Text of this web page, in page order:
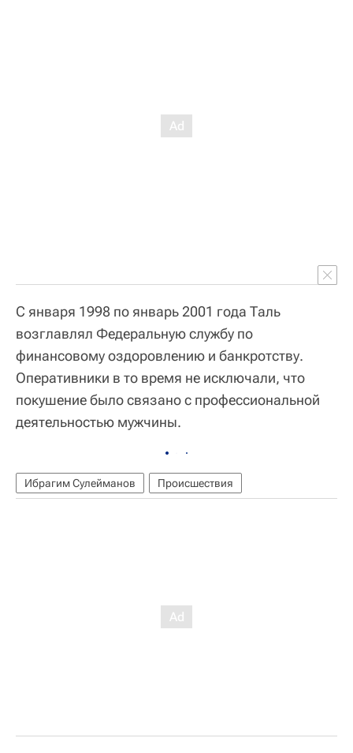
С января 1998 по январь 2001 года Таль
возглавлял Федеральную службу по
финансовому оздоровлению и банкротству.
Оперативники в то время не исключали, что
покушение было связано с профессиональной
деятельностью мужчины.
Ибрагим Сулейманов Происшествия